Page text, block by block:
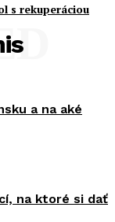
s rekuperáciou
a na aké
na ktoré si dať